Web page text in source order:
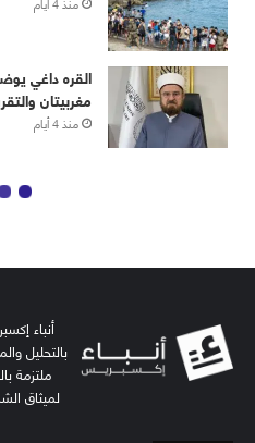
أنباء
بالتحليل
ملتزمة
لميثاق